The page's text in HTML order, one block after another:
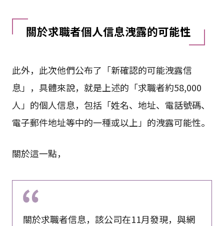
關於求職者個人信息洩露的可能性
此外，此次他們公布了「新確認的可能洩露信
息」，具體來說，就是上述的「求職者約58,000
人」的個人信息，包括「姓名、地址、電話號碼、
電子郵件地址等中的一種或以上」的洩露可能性。
關於這一點，
關於求職者信息，該公司在11月發現，與網